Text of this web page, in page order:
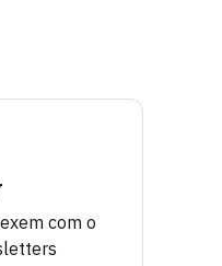
com o